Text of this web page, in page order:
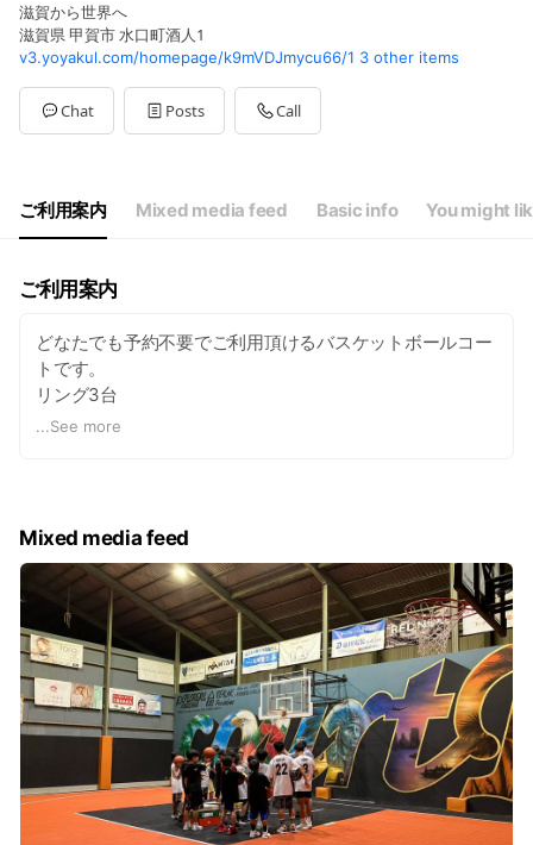
滋賀から世界へ
滋賀県 甲賀市 水口町酒人1
v3.yoyakul.com/homepage/k9mVDJmycu66/1 3 other items
Chat Posts Call
ご利用案内 Mixed media feed Basic info You might
ご利用案内
どなたでも予約不要でご利用頂けるバスケットボールコー
トです。
リング3台
ミニバスリング1台
１時間より以後30分単位でご利用いただけます。
一般 600円
会員 500円
回数券 4000円（10枚）
貸切も可能です
レンタルボール
更衣室
無料Wi-Fi
ご利用されない方の待機スペース
駐車場8台
...See more
Mixed media feed